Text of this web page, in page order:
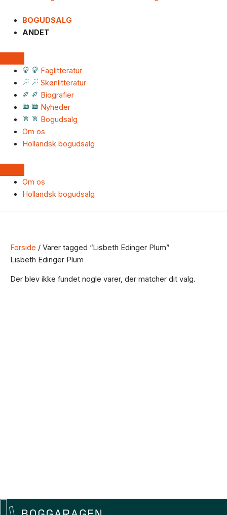
BOGUDSALG
ANDET
Faglitteratur
Skønlitteratur
Biografier
Nyheder
Bogudsalg
Om os
Hollandsk bogudsalg
Om os
Hollandsk bogudsalg
Forside / Varer tagged “Lisbeth Edinger Plum”
Lisbeth Edinger Plum
Der blev ikke fundet nogle varer, der matcher dit valg.